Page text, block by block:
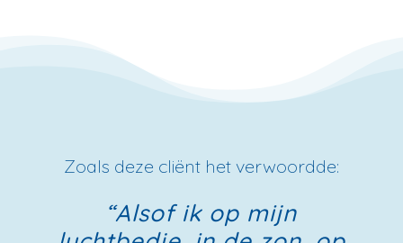
Zoals deze cliënt het verwoordde:
“Alsof ik op mijn